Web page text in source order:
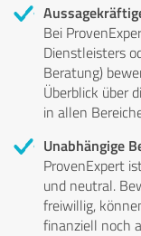
Bei
Dienstleisters
Beratung)
Überblick über
in allen
Unabhängige
ProvenExpert
und neutral.
freiwillig,
finanziell noch